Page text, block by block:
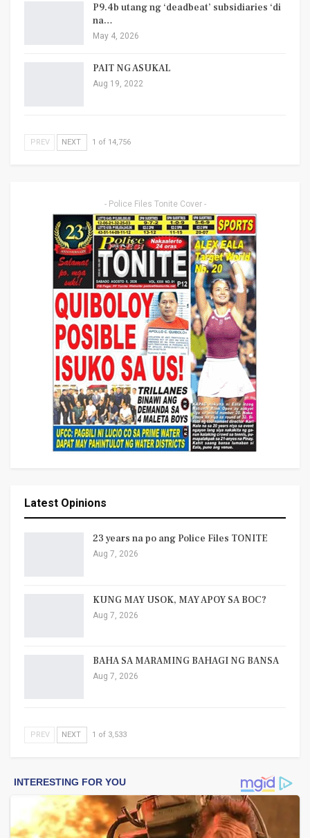
P9.4b utang ng ‘deadbeat’ subsidiaries ‘di
na…
May 4, 2026
PAIT NG ASUKAL
Aug 19, 2022
PREV NEXT 1 of 14,756
- Police Files Tonite Cover -
Latest Opinions
23 years na po ang Police Files TONITE
Aug 7, 2026
KUNG MAY USOK, MAY APOY SA BOC?
Aug 7, 2026
BAHA SA MARAMING BAHAGI NG BANSA
Aug 7, 2026
PREV NEXT 1 of 3,533